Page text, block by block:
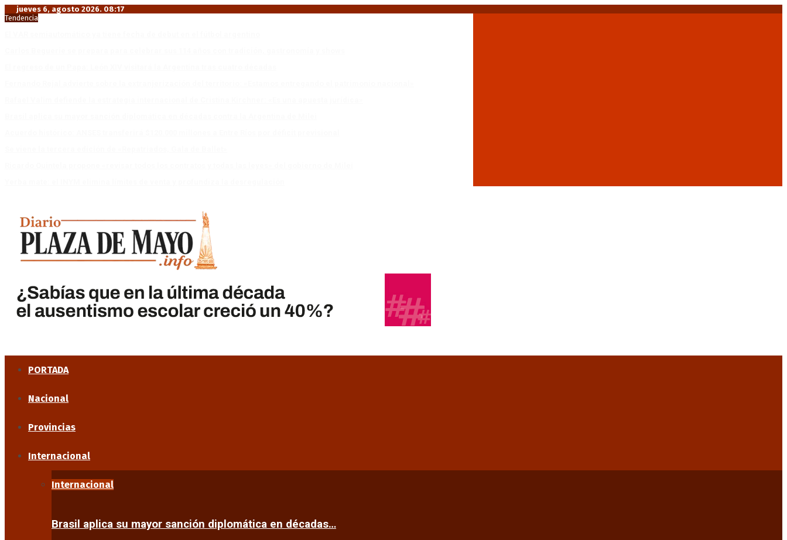
jueves 6, agosto 2026. 08:17
Tendencia
PORTADA
Nacional
Provincias
Internacional
Internacional
Brasil aplica su mayor sanción diplomática en décadas…